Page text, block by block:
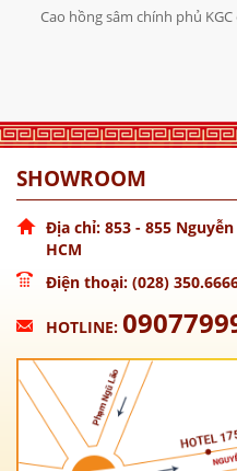
Cao hồng sâm chính phủ
SHOWROOM
Địa chỉ: 853 - 855
HCM
Điện thoại: (028)
HOTLINE: